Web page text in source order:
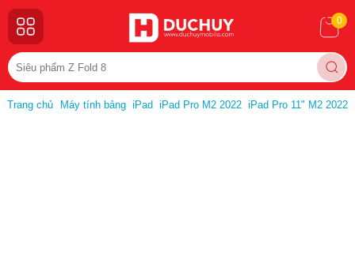
0
Trang chủ Máy tính bảng iPad iPad Pro M2 2022 iPad Pro 11" M2 2022